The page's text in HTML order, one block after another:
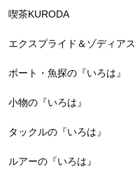
喫茶KURODA
エクスプライド＆ゾディアス
ボート・魚探の『いろは』
小物の『いろは』
タックルの『いろは』
ルアーの『いろは』